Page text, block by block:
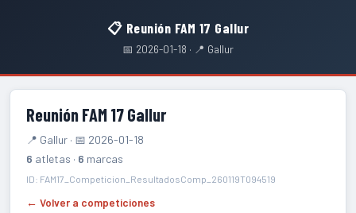
📋 Reunión FAM 17 Gallur
📅 2026-01-18 · 📍 Gallur
Reunión FAM 17 Gallur
📍 Gallur · 📅 2026-01-18
6 atletas · 6 marcas
ID: FAM17_Competicion_ResultadosComp_260119T094519
← Volver a competiciones